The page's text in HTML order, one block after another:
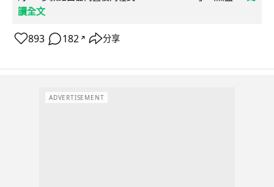
讀全文
893 182 ↗ 分享
ADVERTISEMENT